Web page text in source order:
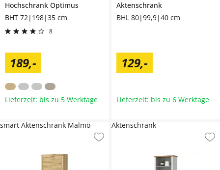
Hochschrank Optimus
BHT 72|198|35 cm
8
189,-
Lieferzeit: bis zu 5 Werktage
Aktenschrank
BHL 80|99,9|40 cm
129,-
Lieferzeit: bis zu 6 Werktage
smart Aktenschrank Malmö Aktenschrank